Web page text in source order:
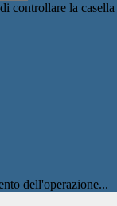
controllare la
dell'operazione...